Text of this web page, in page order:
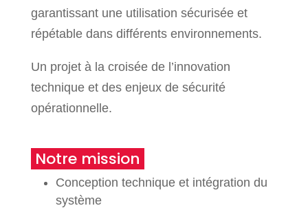
garantissant une utilisation sécurisée et
répétable dans différents environnements.
Un projet à la croisée de l’innovation
technique et des enjeux de sécurité
opérationnelle.
Notre mission
Conception technique et intégration du
système